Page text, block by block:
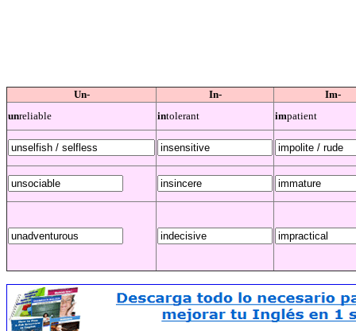
Un- In-
Im-
unreliable intolerant impatient